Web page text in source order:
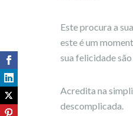
Este procura a
este é um
sua felicidade
Acredita na
descomplicada.